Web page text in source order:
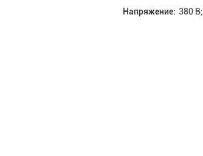
Напряжение: 380 В;